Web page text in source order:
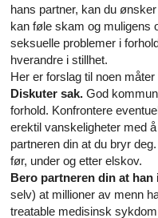
Alle artikler om
Alle artikler om erektil
Alle artikler om
Alle artikler om
Alle artikler om
Alle artikler om
hans partner, kan du
kan føle skam og muligens
seksuelle problemer i
hverandre i stillhet.
Her er forslag til noen måter
Diskuter sak. God
forhold. Konfrontere
erektil vanskeligheter med
partneren din at du bryr
før, under og etter elskov.
Bero partneren din at han
selv) at millioner av menn
treatable medisinsk